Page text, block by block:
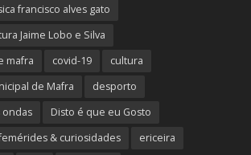
francisco alves gato
Jaime Lobo e Silva
mafra
covid-19
cultura
de Mafra
desporto
ondas
Disto é que eu Gosto
& curiosidades
ericeira